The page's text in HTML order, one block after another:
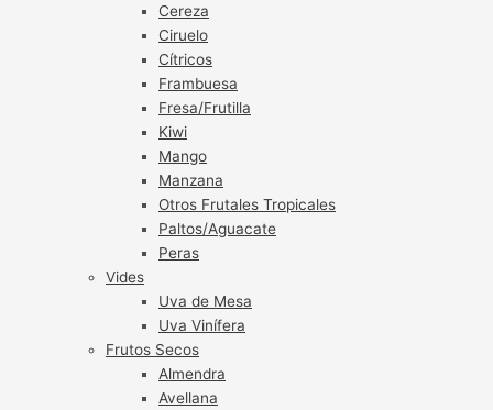
Cereza
Ciruelo
Cítricos
Frambuesa
Fresa/Frutilla
Kiwi
Mango
Manzana
Otros Frutales Tropicales
Paltos/Aguacate
Peras
Vides
Uva de Mesa
Uva Vinífera
Frutos Secos
Almendra
Avellana